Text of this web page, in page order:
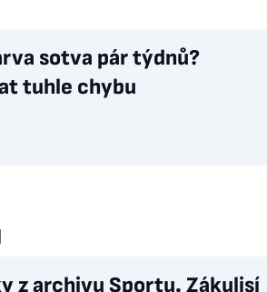
sotva pár týdnů?
tuhle chybu
z archivu Sportu. Zákulisí